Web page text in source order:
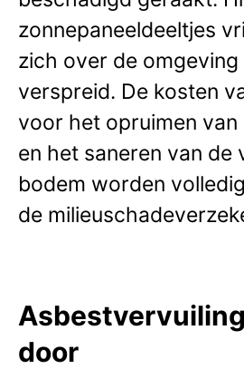
zonnepaneeldeeltjes
zich over de omgeving
verspreid. De kosten
voor het opruimen van
en het saneren van de
bodem worden
de
door